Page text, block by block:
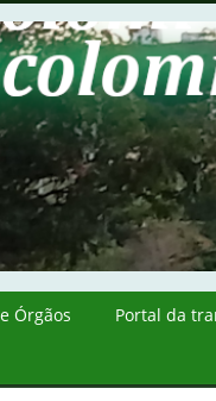
Órgãos Portal da